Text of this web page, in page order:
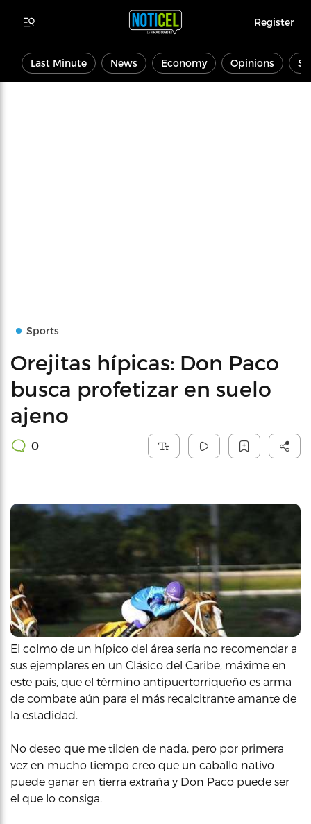
Register
Last Minute News Economy Opinions
Sports
Orejitas hípicas: Don Paco
busca profetizar en suelo
ajeno
0
El colmo de un hípico del área sería no recomendar a
sus ejemplares en un Clásico del Caribe, máxime en
este país, que el término antipuertorriqueño es arma
de combate aún para el más recalcitrante amante de
la estadidad.
No deseo que me tilden de nada, pero por primera
vez en mucho tiempo creo que un caballo nativo
puede ganar en tierra extraña y Don Paco puede ser
el que lo consiga.